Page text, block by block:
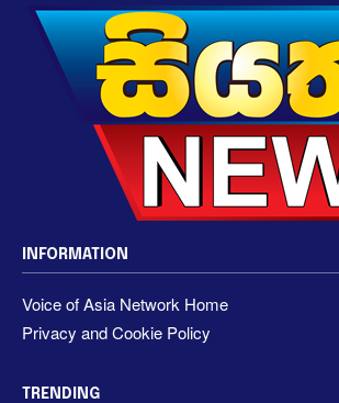
INFORMATION
Voice of Asia Network Home
Privacy and Cookie Policy
TRENDING